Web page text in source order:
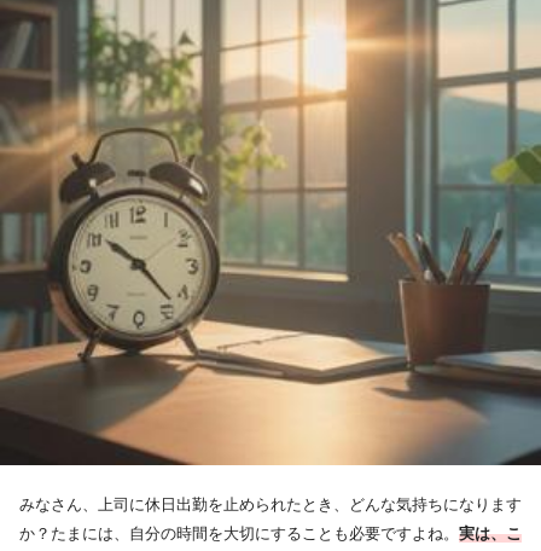
みなさん、上司に休日出勤を止められたとき、どんな気持ちになります
か？たまには、自分の時間を大切にすることも必要ですよね。 実は、こ